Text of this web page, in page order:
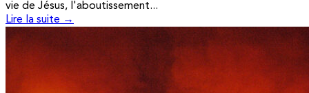
vie de Jésus, l'aboutissement...
Lire la suite →